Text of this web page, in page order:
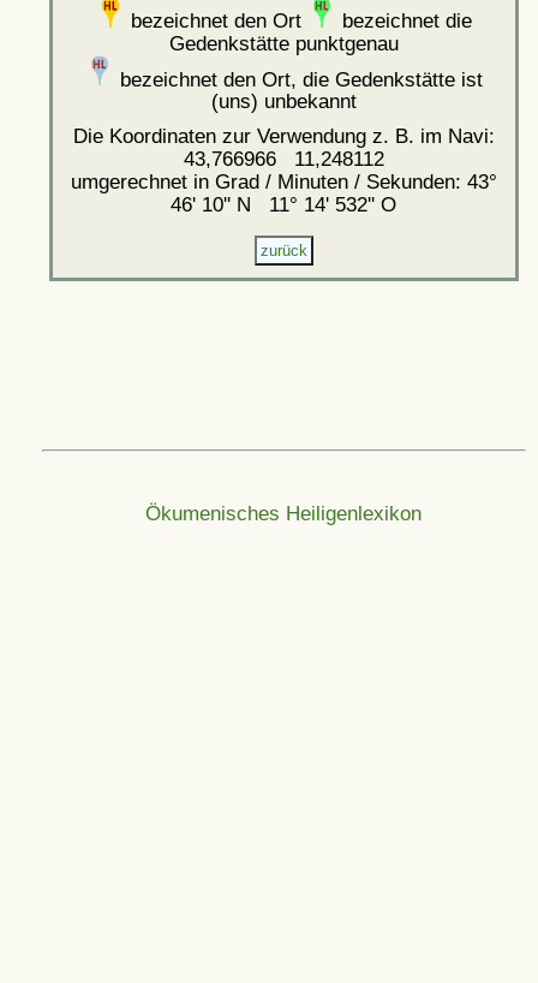
bezeichnet den Ort
bezeichnet die
Gedenkstätte punktgenau
bezeichnet den Ort, die Gedenkstätte ist
(uns) unbekannt
Die Koordinaten zur Verwendung z. B. im Navi:
43,766966 11,248112
umgerechnet in Grad / Minuten / Sekunden: 43°
46' 10'' N 11° 14' 532'' O
Ökumenisches Heiligenlexikon